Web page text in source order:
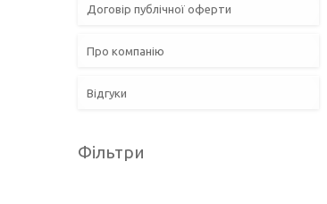
Договір публічної оферти
Про компанію
Відгуки
Фільтри